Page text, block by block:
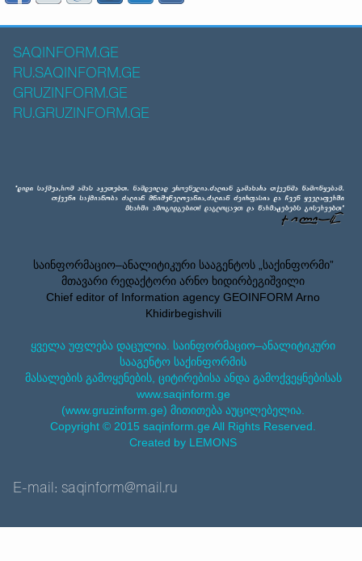
SAQINFORM.GE
RU.SAQINFORM.GE
GRUZINFORM.GE
RU.GRUZINFORM.GE
საინფორმაციო–ანალიტიკური სააგენტოს „საქინფორმი”
მთავარი რედაქტორი არნო ხიდირბეგიშვილი
Chief editor of Information agency GEOINFORM Arno
Khidirbegishvili
ყველა უფლება დაცულია. საინფორმაციო–ანალიტიკური
სააგენტო საქინფორმის
მასალების გამოყენების, ციტირებისა ანდა გამოქვეყნებისას
www.saqinform.ge
(www.gruzinform.ge) მითითება აუცილებელია.
Copyright © 2015 saqinform.ge All Rights Reserved.
Created by LEMONS
E-mail: saqinform@mail.ru